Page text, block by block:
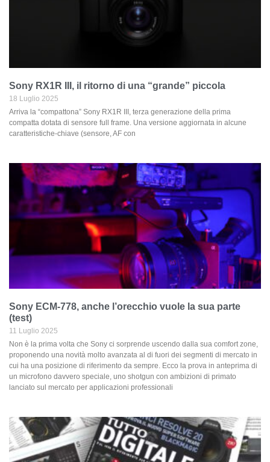
Sony RX1R III, il ritorno di una “grande” piccola
18 Luglio 2025
Arriva la “compattona” Sony RX1R III, terza generazione della prima
compatta dotata di sensore full frame. Una versione aggiornata in alcune
caratteristiche-chiave (sensore, AF con
Sony ECM-778, anche l’orecchio vuole la sua parte
(test)
11 Luglio 2025
Non è la prima volta che Sony ci sorprende uscendo dalla sua comfort zone,
proponendo una novità molto avanzata al di fuori dei segmenti di mercato in
cui ha una posizione di riferimento da sempre. Ecco la prova in anteprima di
un microfono davvero speciale, uno shotgun con ambizioni di primato
lanciato sul mercato per applicazioni professionali